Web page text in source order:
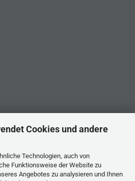
Cookies und andere
Technologien, auch von
Funktionsweise der Website zu
Angebotes zu analysieren und Ihnen